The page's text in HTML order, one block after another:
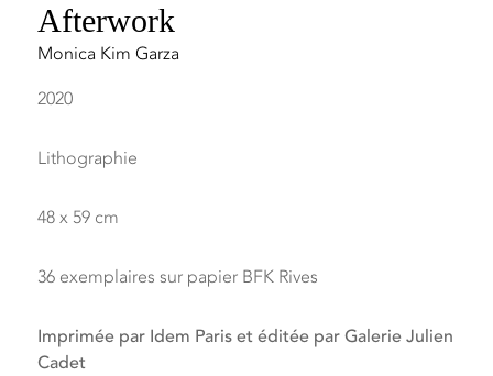
Afterwork
Monica Kim Garza
2020
Lithographie
48 x 59 cm
36 exemplaires sur papier BFK Rives
Imprimée par Idem Paris et éditée par Galerie Julien
Cadet